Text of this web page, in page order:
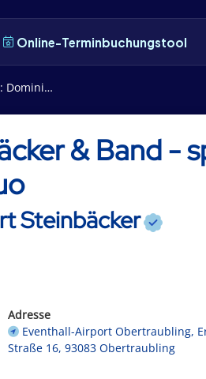
Online-Terminbuchungstool
Duo
& Band -
Steinbäcker
Adresse
Eventhall-Airport Obertraubling,
Straße 16, 93083 Obertraubling